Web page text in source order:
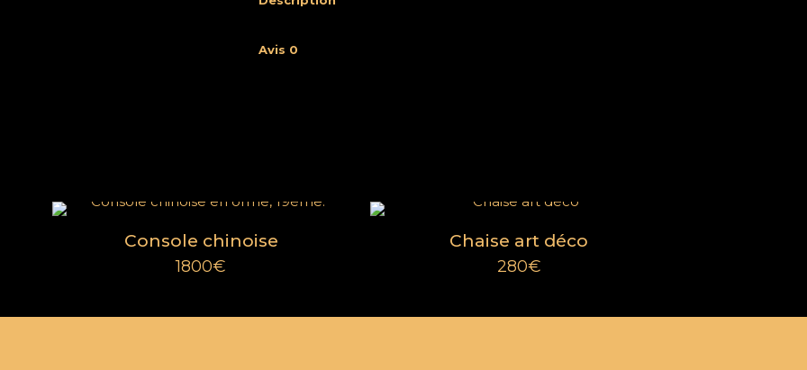
Avis 0
Console chinoise
1800€
Chaise art déco
280€
Cookies
CGV
Décorations
Éléments d'architecture